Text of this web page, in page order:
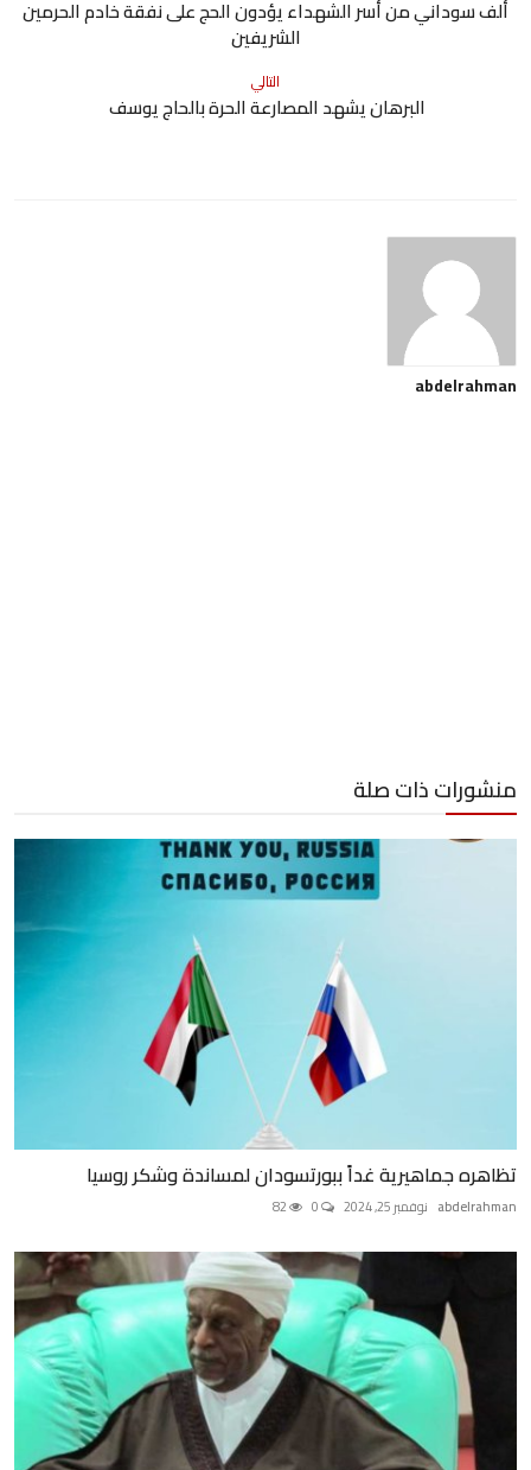
ألف سوداني من أسر الشهداء يؤدون الحج على نفقة خادم الحرمين
الشريفين
التالي
البرهان يشهد المصارعة الحرة بالحاج يوسف
abdelrahman
منشورات ذات صلة
تظاهره جماهيرية غداً ببورتسودان لمساندة وشكر روسيا
abdelrahman نوفمبر 25, 2024